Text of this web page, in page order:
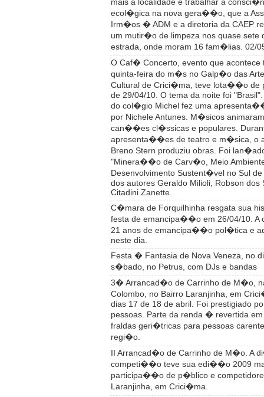
ecol�gica na nova gera��o, que a
Irm�os � ADM e a diretoria da CAEP
um mutir�o de limpeza nos quase sete
estrada, onde moram 16 fam�lias. 02/
O Caf� Concerto, evento que
quinta-feira do m�s no Galp�o das
Cultural de Crici�ma, teve lota��o de
de 29/04/10. O tema da noite foi
do col�gio Michel fez uma
por Nichele Antunes. M�sicos
can��es cl�ssicas e populares.
apresenta��es de teatro e m�sica, o
Breno Stern produziu obras. Foi
"Minera��o de Carv�o, Meio
Desenvolvimento Sustent�vel no Sul
dos autores Geraldo Milioli, Robson dos
Citadini Zanette.
C�mara de Forquilhinha resgata sua
festa de emancipa��o em 26/04/10. A
21 anos de emancipa��o pol�tica e
neste dia.
Festa � Fantasia de Nova Veneza, no
s�bado, no Petrus, com DJs e bandas
3� Arrancad�o de Carrinho de M�o,
Colombo, no Bairro Laranjinha, em
dias 17 de 18 de abril. Foi prestigiado
pessoas. Parte da renda � revertida
fraldas geri�tricas para pessoas
regi�o.
II Arrancad�o de Carrinho de M�o. A
competi��o teve sua edi��o 2009
participa��o de p�blico e
Laranjinha, em Crici�ma.